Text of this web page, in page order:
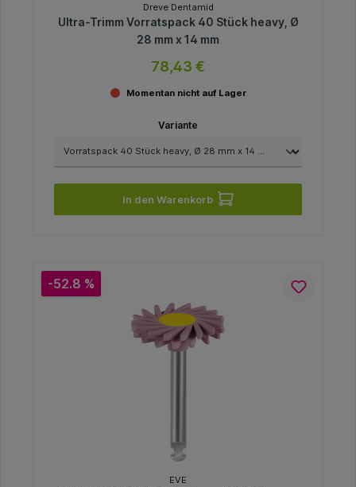
Dreve Dentamid
Ultra-Trimm Vorratspack 40 Stück heavy, Ø
28 mm x 14 mm
78,43 €
Momentan nicht auf Lager
Variante
In den Warenkorb
-52.8 %
EVE